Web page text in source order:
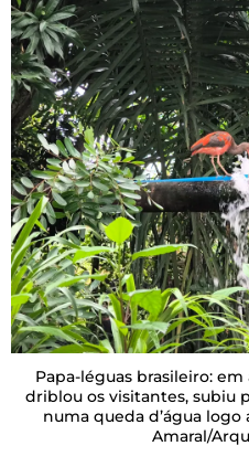
Papa-léguas brasileiro:
driblou os visitantes, subiu
numa queda d’água
Amaral/